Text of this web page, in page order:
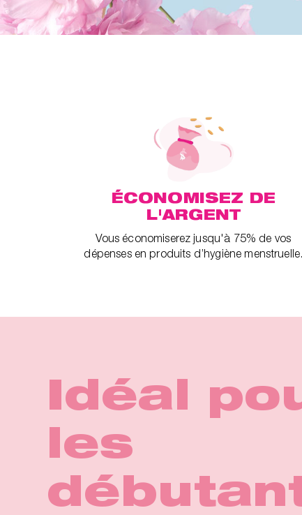
ÉCONOMISEZ DE
L'ARGENT
Vous économiserez jusqu'à 75% de vos
dépenses en produits d’hygiène menstruelle.
Spring
Idéal
les
Votre
x
Le
super
en
Ziggy
Ziggy Cup™ 2 est un disque menstruel qui vous